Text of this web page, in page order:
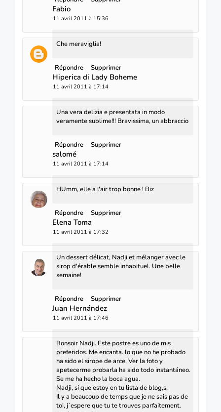
Fabio
11 avril 2011 à 15:36
Che meraviglia!
Répondre Supprimer
Hiperica di Lady Boheme
11 avril 2011 à 17:14
Una vera delizia e presentata in modo
veramente sublime!!! Bravissima, un abbraccio
Répondre Supprimer
salomé
11 avril 2011 à 17:14
HUmm, elle a l'air trop bonne ! Biz
Répondre Supprimer
Elena Toma
11 avril 2011 à 17:32
Un dessert délicat, Nadji et mélanger avec le
sirop d'érable semble inhabituel. Une belle
semaine!
Répondre Supprimer
Juan Hernández
11 avril 2011 à 17:46
Bonsoir Nadji. Este postre es uno de mis
preferidos. Me encanta. lo que no he probado
ha sido el sirope de arce. Ver la foto y
apetecerme probarla ha sido todo instantáneo.
Se me ha hecho la boca agua.
Nadji, sí que estoy en tu lista de blog,s.
Il y a beaucoup de temps que je ne sais pas de
toi, j`espere que tu te trouves parfaitement.